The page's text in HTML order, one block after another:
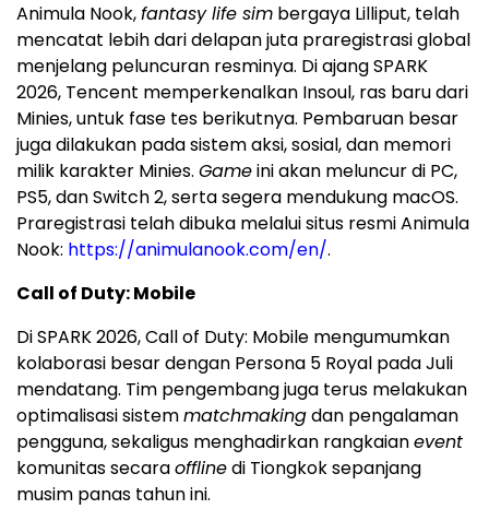
Animula Nook,fantasy life sim bergaya Lilliput, telah
mencatat lebih dari delapan juta praregistrasi global
menjelang peluncuran resminya. Di ajang SPARK
2026, Tencent memperkenalkan Insoul, ras baru dari
Minies, untuk fase tes berikutnya. Pembaruan besar
juga dilakukan pada sistem aksi, sosial, dan memori
milik karakter Minies. Gameini akan meluncur di PC,
PS5, dan Switch 2, serta segera mendukung macOS.
Praregistrasi telah dibuka melalui situs resmi Animula
Nook: https://animulanook.com/en/.
Call of Duty: Mobile
Di SPARK 2026, Call of Duty: Mobile mengumumkan
kolaborasi besar dengan Persona 5 Royal pada Juli
mendatang. Tim pengembang juga terus melakukan
optimalisasi sistemmatchmakingdan pengalaman
pengguna, sekaligus menghadirkan rangkaianevent
komunitas secaraofflinedi Tiongkok sepanjang
musim panas tahun ini.